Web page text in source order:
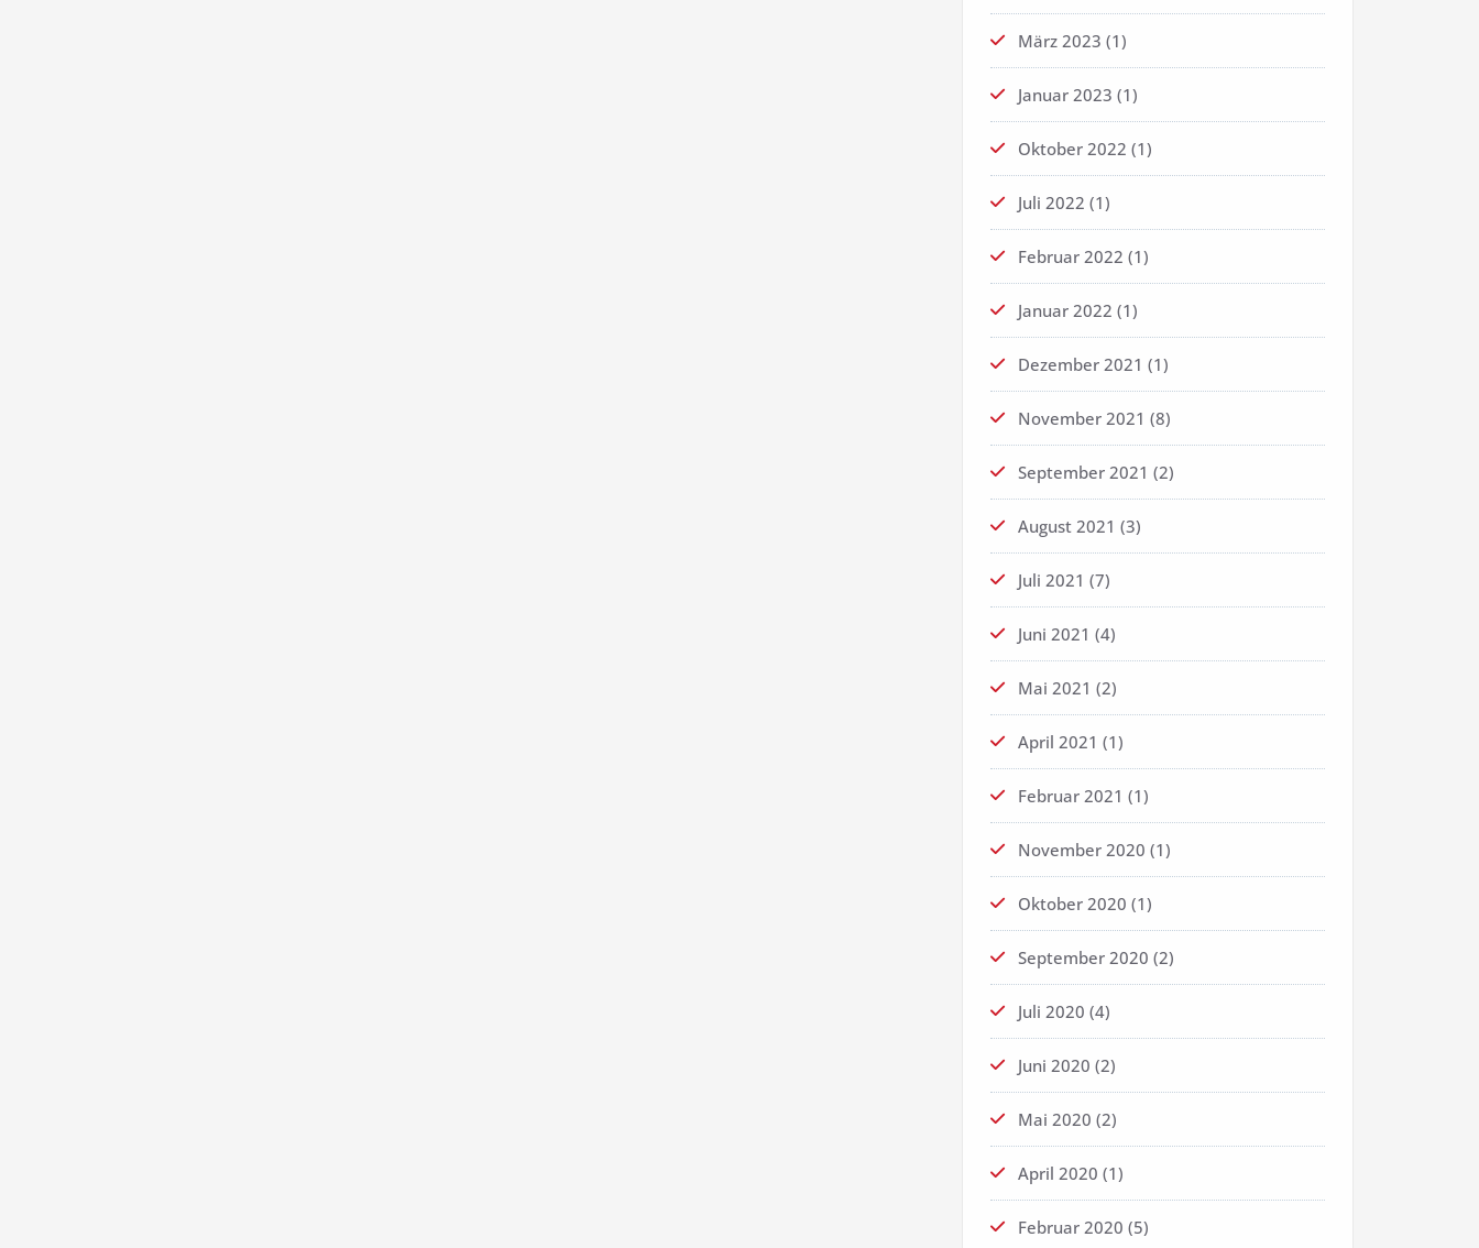
März 2023 (1)
Januar 2023 (1)
Oktober 2022 (1)
Juli 2022 (1)
Februar 2022 (1)
Januar 2022 (1)
Dezember 2021 (1)
November 2021 (8)
September 2021 (2)
August 2021 (3)
Juli 2021 (7)
Juni 2021 (4)
Mai 2021 (2)
April 2021 (1)
Februar 2021 (1)
November 2020 (1)
Oktober 2020 (1)
September 2020 (2)
Juli 2020 (4)
Juni 2020 (2)
Mai 2020 (2)
April 2020 (1)
Februar 2020 (5)